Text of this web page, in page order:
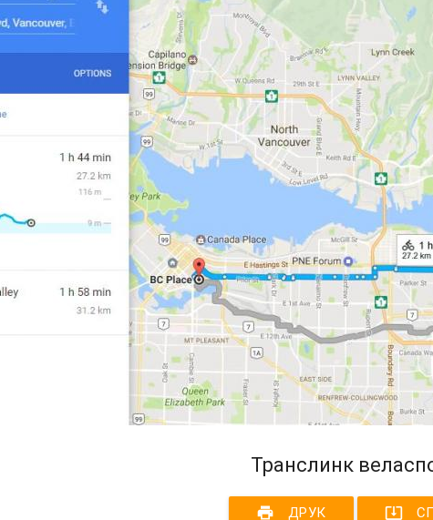
Транслинк
print ДРУК system_update_alt